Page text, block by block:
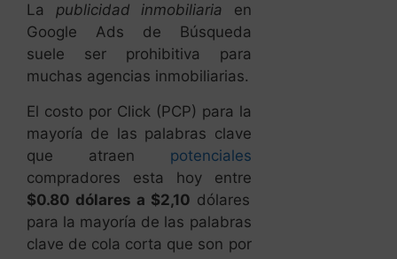
La publicidad inmobiliaria en
Google Ads de Búsqueda
suele ser prohibitiva para
muchas agencias inmobiliarias.
El costo por Click (PCP) para la
mayoría de las palabras clave
que atraen potenciales
compradores esta hoy entre
$0.80 dólares a $2,10 dólares
para la mayoría de las palabras
clave de cola corta que son por